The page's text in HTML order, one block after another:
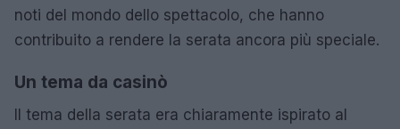
noti del mondo dello spettacolo, che hanno
contribuito a rendere la serata ancora più speciale.
Un tema da casinò
Il tema della serata era chiaramente ispirato al